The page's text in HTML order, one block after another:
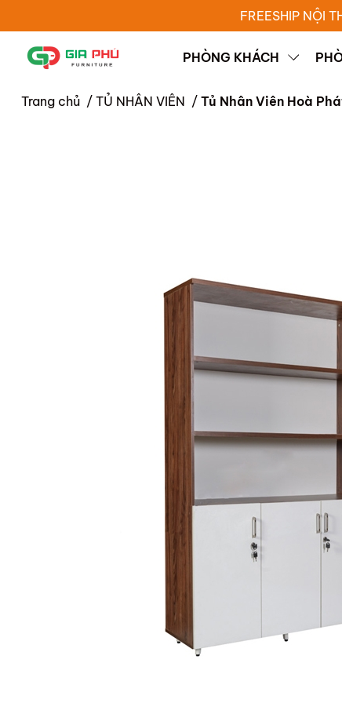
FREESHIP NỘI
PHÒNG KHÁCH
Trang chủ / TỦ NHÂN VIÊN / Tủ Nhân Viên Hoà